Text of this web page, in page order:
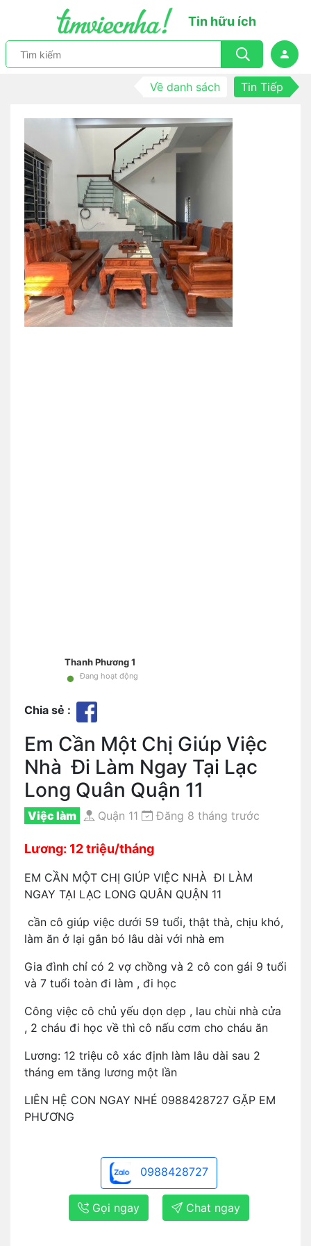
Tin hữu ích
Về danh sách Tin Tiếp
Thanh Phương 1
• Đang hoạt động
Chia sẻ :
Em Cần Một Chị Giúp Việc
Nhà Đi Làm Ngay Tại Lạc
Long Quân Quận 11
Việc làm Quận 11 Đăng 8 tháng trước
Lương: 12 triệu/tháng
EM CẦN MỘT CHỊ GIÚP VIỆC NHÀ ĐI LÀM
NGAY TẠI LẠC LONG QUÂN QUẬN 11
cần cô giúp việc dưới 59 tuổi, thật thà, chịu khó,
làm ăn ở lại gắn bó lâu dài với nhà em
Gia đình chỉ có 2 vợ chồng và 2 cô con gái 9 tuổi
và 7 tuổi toàn đi làm , đi học
Công việc cô chủ yếu dọn dẹp , lau chùi nhà cửa
, 2 cháu đi học về thì cô nấu cơm cho cháu ăn
Lương: 12 triệu cô xác định làm lâu dài sau 2
tháng em tăng lương một lần
LIÊN HỆ CON NGAY NHÉ 0988428727 GẶP EM
PHƯƠNG
0988428727
Gọi ngay Chat ngay